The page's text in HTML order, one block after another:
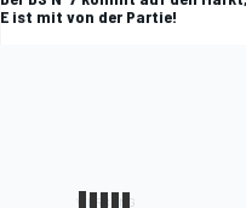
E ist mit von der Partie!